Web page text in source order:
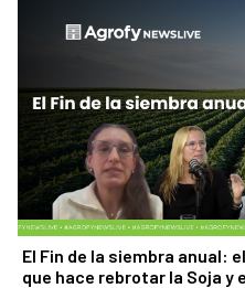
El Fin de la siembra anual:
que hace rebrotar la Soja y